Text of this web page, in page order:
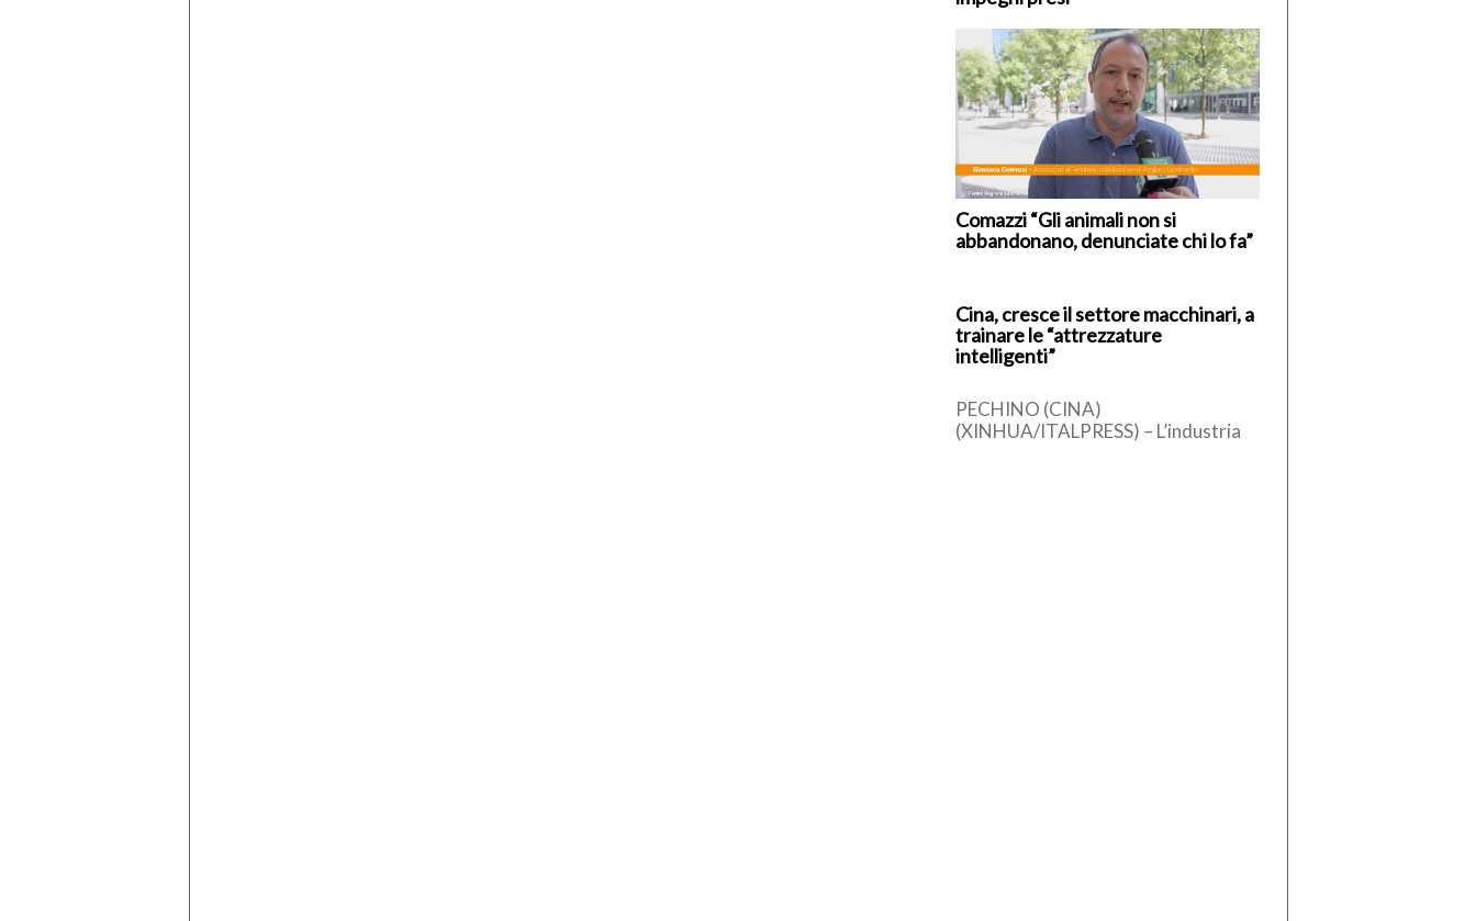
Comazzi “Gli animali non si
abbandonano, denunciate chi lo fa”
Cina, cresce il settore macchinari, a
trainare le “attrezzature
intelligenti”
PECHINO (CINA)
(XINHUA/ITALPRESS) – L’industria